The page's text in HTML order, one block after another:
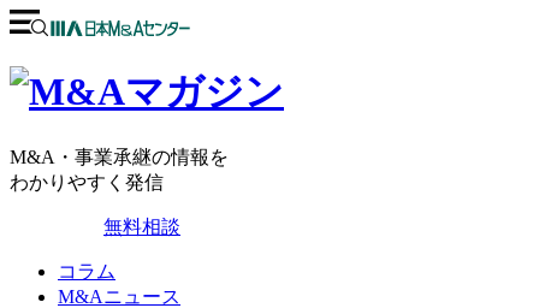
M&A・事業承継の情報を
わかりやすく発信
無料相談
コラム
M&Aニュース